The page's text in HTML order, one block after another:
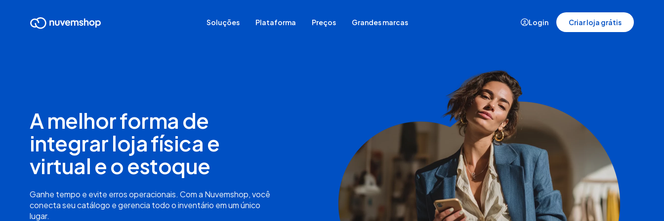
Soluções
Demonstração
Veja a plataforma da Nuvemshop
em ação
Plataforma Preços Grandes marcas Login Criar loja grátis
A melhor forma de
integrar loja física e
virtual e o estoque
Ganhe tempo e evite erros operacionais. Com a Nuvemshop, você
conecta seu catálogo e gerencia todo o inventário em um único
lugar.